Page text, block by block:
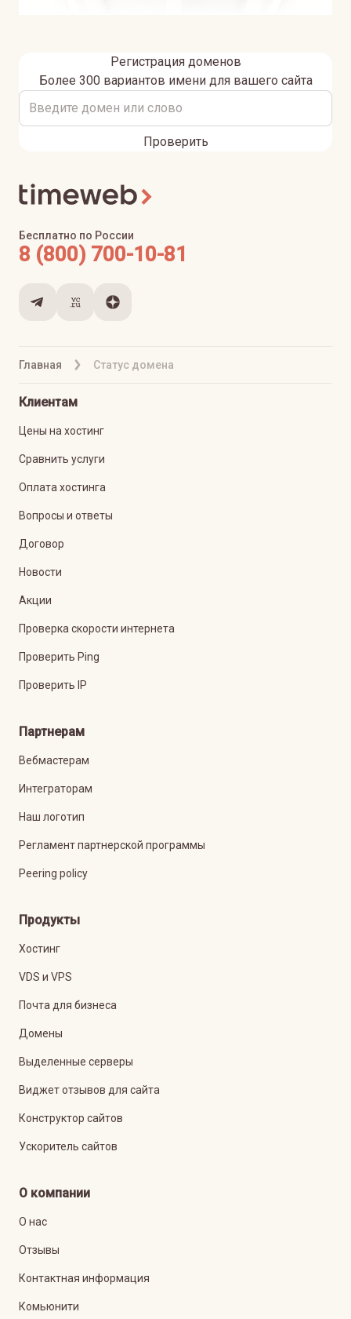
Регистрация доменов
Более 300 вариантов имени для вашего сайта
Проверить
Главная Статус домена
Бесплатно по России
8 (800) 700-10-81
Клиентам
Цены на хостинг
Сравнить услуги
Оплата хостинга
Вопросы и ответы
Договор
Новости
Акции
Проверка скорости интернета
Проверить Ping
Проверить IP
Партнерам
Вебмастерам
Интеграторам
Наш логотип
Регламент партнерской программы
Peering policy
Продукты
Хостинг
VDS и VPS
Почта для бизнеса
Домены
Выделенные серверы
Виджет отзывов для сайта
Конструктор сайтов
Ускоритель сайтов
О компании
О нас
Отзывы
Контактная информация
Комьюнити